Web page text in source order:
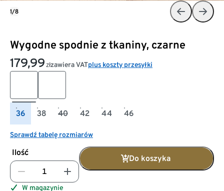
Wygodne spodnie z tkaniny, czarne
179,99 złzawiera VATplus koszty przesyłki
36 38 40 42 44 46
Sprawdź tabelę rozmiarów
Ilość
Do koszyka
W magazynie
1/8